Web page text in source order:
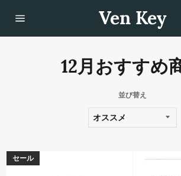
ン
イ
Ven Key
12月おすすめ
並び替え
セール